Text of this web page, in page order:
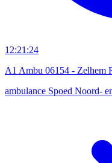
12:21:24
A1 Ambu 06154 - Zelhem
ambulance Spoed Noord-